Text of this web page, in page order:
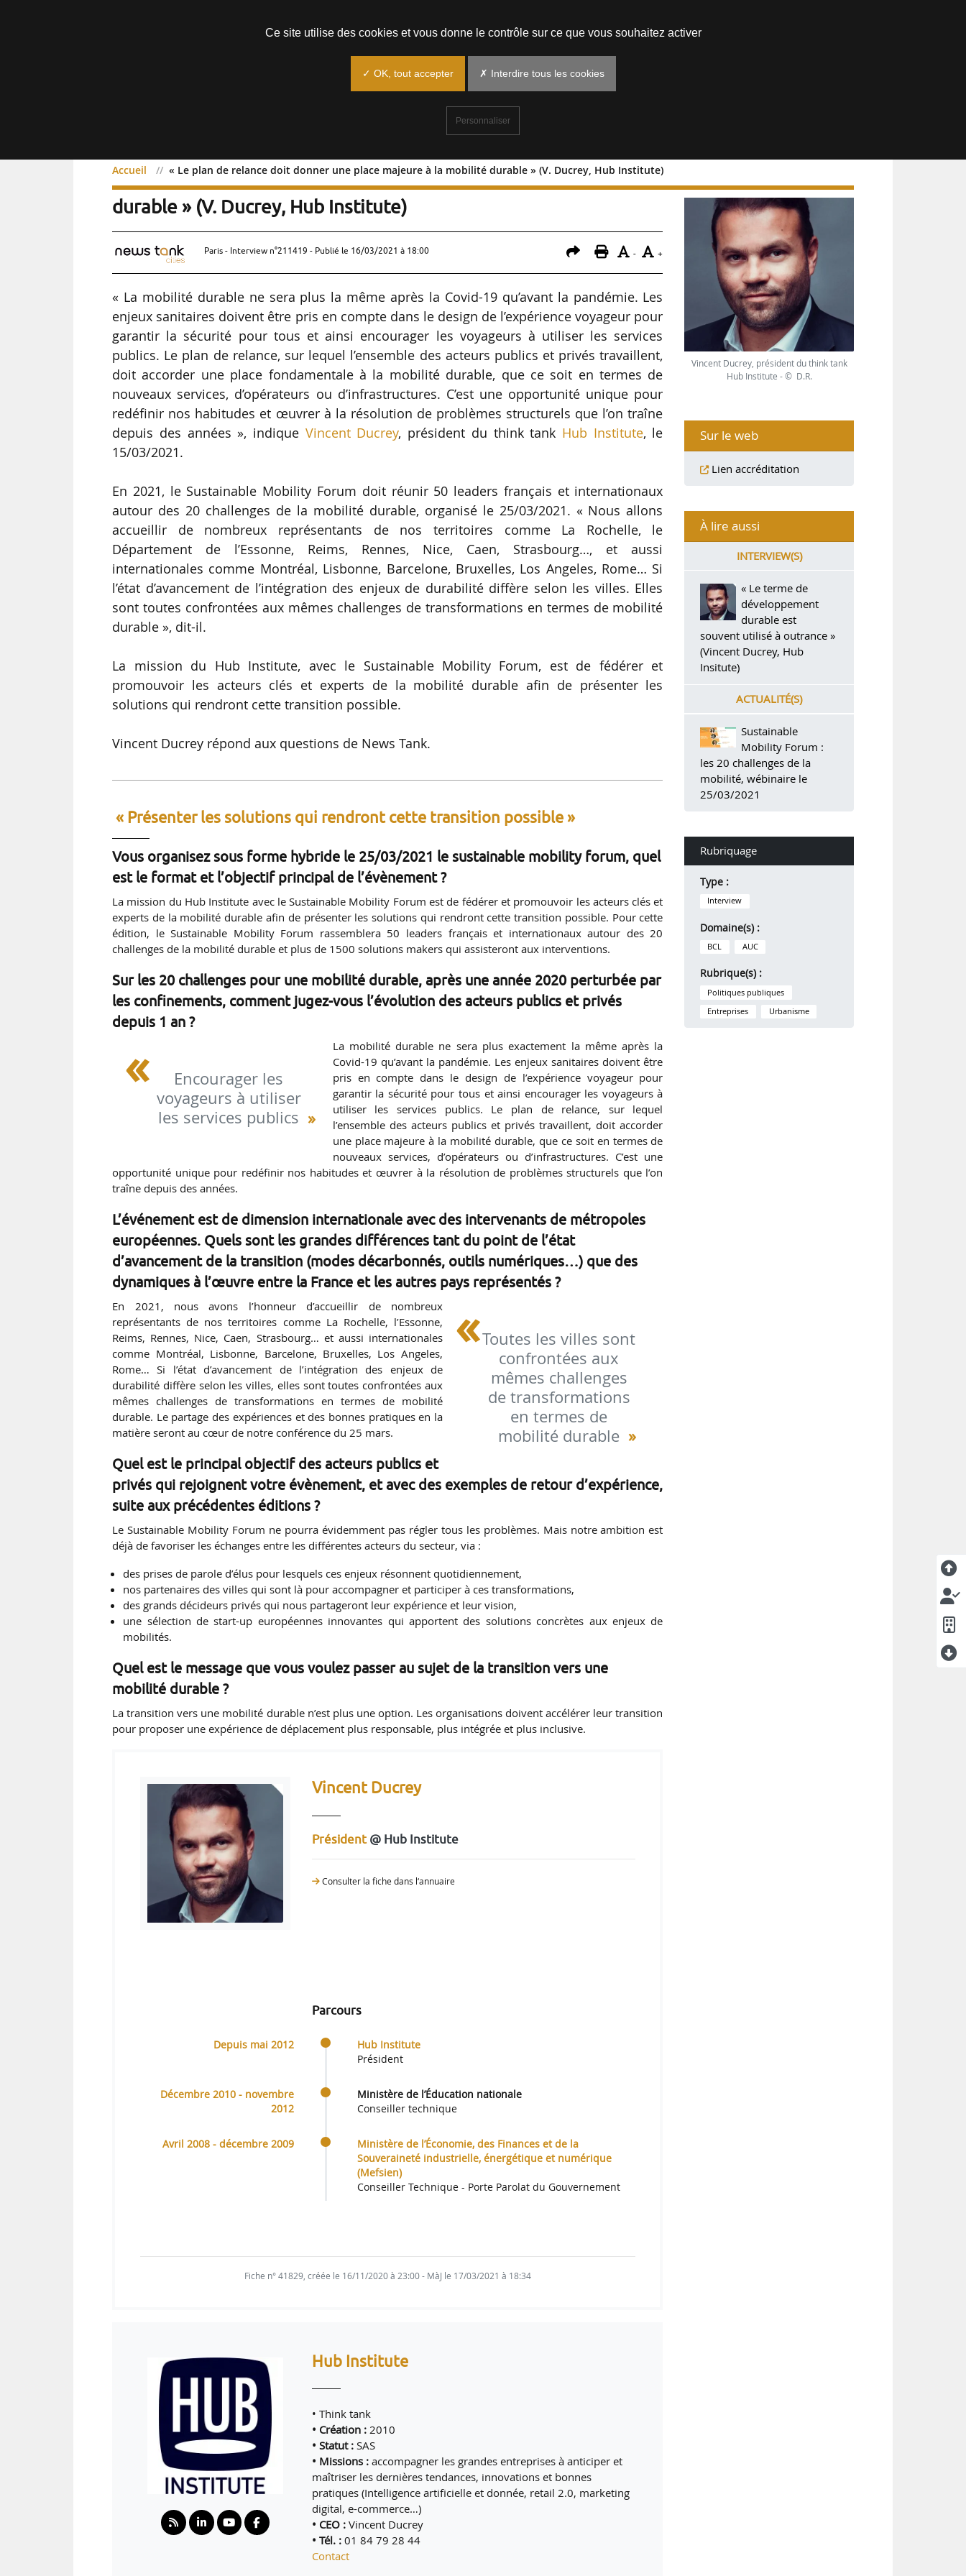
Accueil « Le plan de relance doit donner une place majeure à la mobilité durable » (V. Ducrey, Hub Institute)
« Le plan de relance doit donner une place majeure à la mobilité
durable » (V. Ducrey, Hub Institute)
Paris - Interview n°211419 - Publié le 16/03/2021 à 18:00 - +
« La mobilité durable ne sera plus la même après la Covid-19 qu’avant la pandémie. Les
enjeux sanitaires doivent être pris en compte dans le design de l’expérience voyageur pour
garantir la sécurité pour tous et ainsi encourager les voyageurs à utiliser les services
publics. Le plan de relance, sur lequel l’ensemble des acteurs publics et privés travaillent,
doit accorder une place fondamentale à la mobilité durable, que ce soit en termes de
nouveaux services, d’opérateurs ou d’infrastructures. C’est une opportunité unique pour
redéfinir nos habitudes et œuvrer à la résolution de problèmes structurels que l’on traîne
depuis des années », indique Vincent Ducrey, président du think tank Hub Institute, le
15/03/2021.
En 2021, le Sustainable Mobility Forum doit réunir 50 leaders français et internationaux
autour des 20 challenges de la mobilité durable, organisé le 25/03/2021. « Nous allons
accueillir de nombreux représentants de nos territoires comme La Rochelle, le
Département de l’Essonne, Reims, Rennes, Nice, Caen, Strasbourg…, et aussi
internationales comme Montréal, Lisbonne, Barcelone, Bruxelles, Los Angeles, Rome… Si
l’état d’avancement de l’intégration des enjeux de durabilité diffère selon les villes. Elles
sont toutes confrontées aux mêmes challenges de transformations en termes de mobilité
durable », dit-il.
La mission du Hub Institute, avec le Sustainable Mobility Forum, est de fédérer et
promouvoir les acteurs clés et experts de la mobilité durable afin de présenter les
solutions qui rendront cette transition possible.
Vincent Ducrey répond aux questions de News Tank.
« Présenter les solutions qui rendront cette transition possible »
Vous organisez sous forme hybride le 25/03/2021 le sustainable mobility forum, quel
est le format et l’objectif principal de l’évènement ?
La mission du Hub Institute avec le Sustainable Mobility Forum est de fédérer et promouvoir les acteurs clés et
experts de la mobilité durable afin de présenter les solutions qui rendront cette transition possible. Pour cette
édition, le Sustainable Mobility Forum rassemblera 50 leaders français et internationaux autour des 20
challenges de la mobilité durable et plus de 1500 solutions makers qui assisteront aux interventions.
Sur les 20 challenges pour une mobilité durable, après une année 2020 perturbée par
les confinements, comment jugez-vous l’évolution des acteurs publics et privés
depuis 1 an ?
Encourager les
voyageurs à utiliser
les services publics
La mobilité durable ne sera plus exactement la même après la
Covid-19 qu’avant la pandémie. Les enjeux sanitaires doivent être
pris en compte dans le design de l’expérience voyageur pour
garantir la sécurité pour tous et ainsi encourager les voyageurs à
utiliser les services publics. Le plan de relance, sur lequel
l’ensemble des acteurs publics et privés travaillent, doit accorder
une place majeure à la mobilité durable, que ce soit en termes de
nouveaux services, d’opérateurs ou d’infrastructures. C’est une
opportunité unique pour redéfinir nos habitudes et œuvrer à la résolution de problèmes structurels que l’on
traîne depuis des années.
L’événement est de dimension internationale avec des intervenants de métropoles
européennes. Quels sont les grandes différences tant du point de l’état
d’avancement de la transition (modes décarbonnés, outils numériques…) que des
dynamiques à l’œuvre entre la France et les autres pays représentés ?
Toutes les villes sont
confrontées aux
mêmes challenges
de transformations
en termes de
mobilité durable
En 2021, nous avons l’honneur d’accueillir de nombreux
représentants de nos territoires comme La Rochelle, l’Essonne,
Reims, Rennes, Nice, Caen, Strasbourg… et aussi internationales
comme Montréal, Lisbonne, Barcelone, Bruxelles, Los Angeles,
Rome… Si l’état d’avancement de l’intégration des enjeux de
durabilité diffère selon les villes, elles sont toutes confrontées aux
mêmes challenges de transformations en termes de mobilité
durable. Le partage des expériences et des bonnes pratiques en la
matière seront au cœur de notre conférence du 25 mars.
Quel est le principal objectif des acteurs publics et
privés qui rejoignent votre évènement, et avec des exemples de retour d’expérience,
suite aux précédentes éditions ?
Le Sustainable Mobility Forum ne pourra évidemment pas régler tous les problèmes. Mais notre ambition est
déjà de favoriser les échanges entre les différentes acteurs du secteur, via :
des prises de parole d’élus pour lesquels ces enjeux résonnent quotidiennement,
nos partenaires des villes qui sont là pour accompagner et participer à ces transformations,
des grands décideurs privés qui nous partageront leur expérience et leur vision,
une sélection de start-up européennes innovantes qui apportent des solutions concrètes aux enjeux de
mobilités.
Quel est le message que vous voulez passer au sujet de la transition vers une
mobilité durable ?
La transition vers une mobilité durable n’est plus une option. Les organisations doivent accélérer leur transition
pour proposer une expérience de déplacement plus responsable, plus intégrée et plus inclusive.
Vincent Ducrey
Président @ Hub Institute
Consulter la fiche dans l‘annuaire
Parcours
Depuis mai 2012
Hub Institute
Président
Décembre 2010 - novembre
2012
Ministère de l’Éducation nationale
Conseiller technique
Avril 2008 - décembre 2009
Ministère de l’Économie, des Finances et de la
Souveraineté industrielle, énergétique et numérique
(Mefsien)
Conseiller Technique - Porte Parolat du Gouvernement
Fiche n° 41829, créée le 16/11/2020 à 23:00 - MàJ le 17/03/2021 à 18:34
Hub Institute
• Think tank
• Création : 2010
• Statut :SAS
• Missions :accompagner les grandes entreprises à anticiper et
maîtriser les dernières tendances, innovations et bonnes
pratiques (Intelligence artificielle et donnée, retail 2.0, marketing
digital, e-commerce…)
• CEO :Vincent Ducrey
• Tél. :01 84 79 28 44
Contact
Vincent Ducrey, président du think tank
Hub Institute - © D.R.
Sur le web
Lien accréditation
À lire aussi
INTERVIEW(S)
« Le terme de
développement
durable est
souvent utilisé à outrance »
(Vincent Ducrey, Hub
Insitute)
ACTUALITÉ(S)
Sustainable
Mobility Forum :
les 20 challenges de la
mobilité, wébinaire le
25/03/2021
Rubriquage
Type :
Interview
Domaine(s) :
BCL AUC
Rubrique(s) :
Politiques publiques
Entreprises
Urbanisme
Ce site utilise des cookies et vous donne le contrôle sur ce que vous souhaitez activer
✓ OK, tout accepter ✗ Interdire tous les cookies
Personnaliser